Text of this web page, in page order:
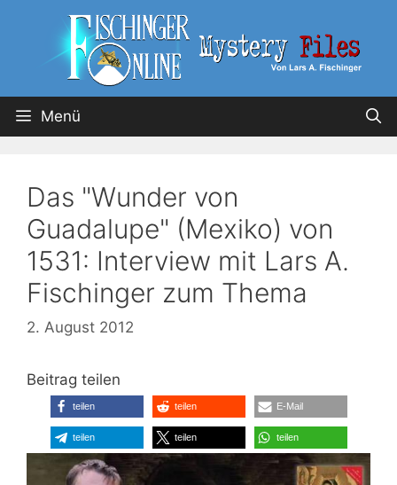
Menü
Das "Wunder von
Guadalupe" (Mexiko) von
1531: Interview mit Lars A.
Fischinger zum Thema
2. August 2012
Beitrag teilen
teilen teilen E-Mail
teilen teilen teilen